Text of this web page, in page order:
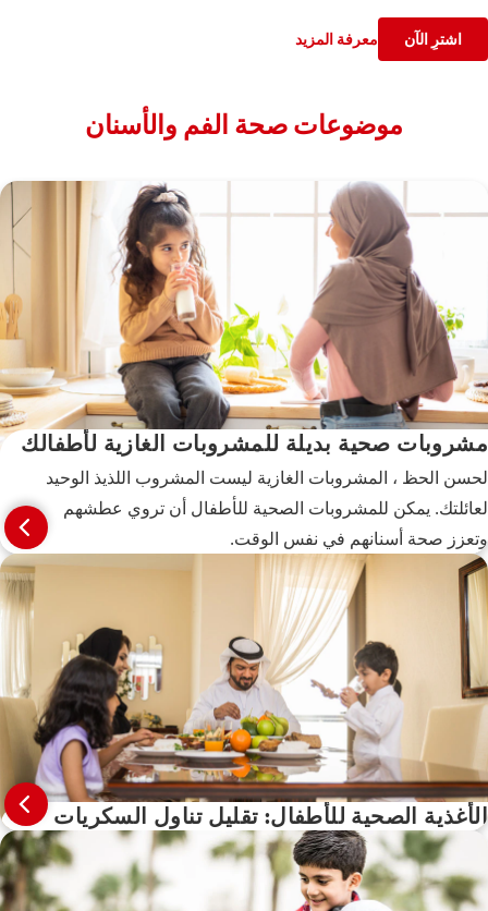
اشترِ الآن معرفة المزيد
موضوعات صحة الفم والأسنان
مشروبات صحية بديلة للمشروبات الغازية لأطفالك
لحسن الحظ ، المشروبات الغازية ليست المشروب اللذيذ الوحيد
لعائلتك. يمكن للمشروبات الصحية للأطفال أن تروي عطشهم
وتعزز صحة أسنانهم في نفس الوقت.
الأغذية الصحية للأطفال: تقليل تناول السكريات